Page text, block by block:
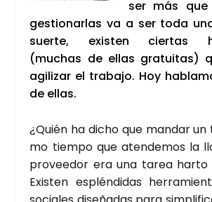
ser más
ges­tio­nar­las va a ser toda
suer­te, exis­ten cier­tas
(muchas de ellas gra­tui­tas)
agi­li­zar el tra­ba­jo. Hoy
de ellas.
¿Quién ha dicho que man­dar
mo tiem­po que aten­de­mos la
pro­vee­dor era una tarea har­to
Exis­ten esplén­di­das